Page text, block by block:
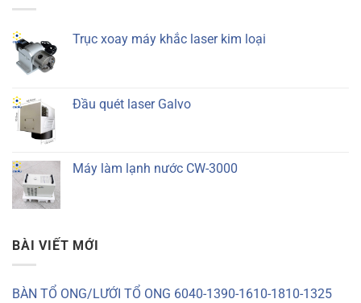
Trục xoay máy khắc laser kim loại
Đầu quét laser Galvo
Máy làm lạnh nước CW-3000
BÀI VIẾT MỚI
BÀN TỔ ONG/LƯỚI TỔ ONG 6040-1390-1610-1810-1325